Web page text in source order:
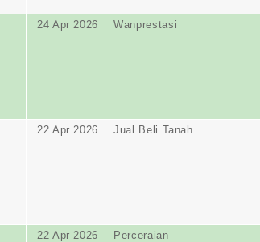
24 Apr 2026 Wanprestasi
22 Apr 2026 Jual Beli Tanah
22 Apr 2026 Perceraian